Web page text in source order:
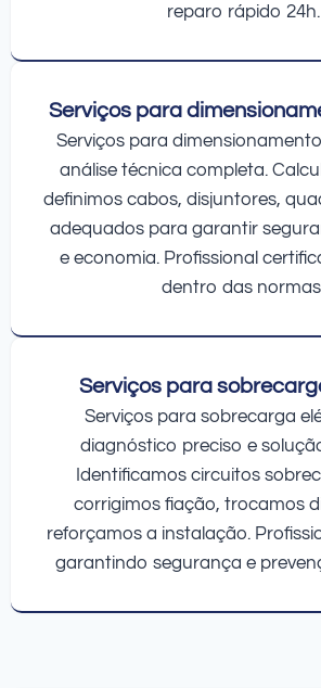
reparo rápido 24h.
Serviços para
Serviços para
análise técnica completa.
definimos cabos, disjuntores,
adequados para garantir
e economia. Profissional
dentro das
Serviços para
Serviços para sobrecarga
diagnóstico preciso e
Identificamos circuitos
corrigimos fiação, trocamos
reforçamos a instalação.
garantindo segurança e